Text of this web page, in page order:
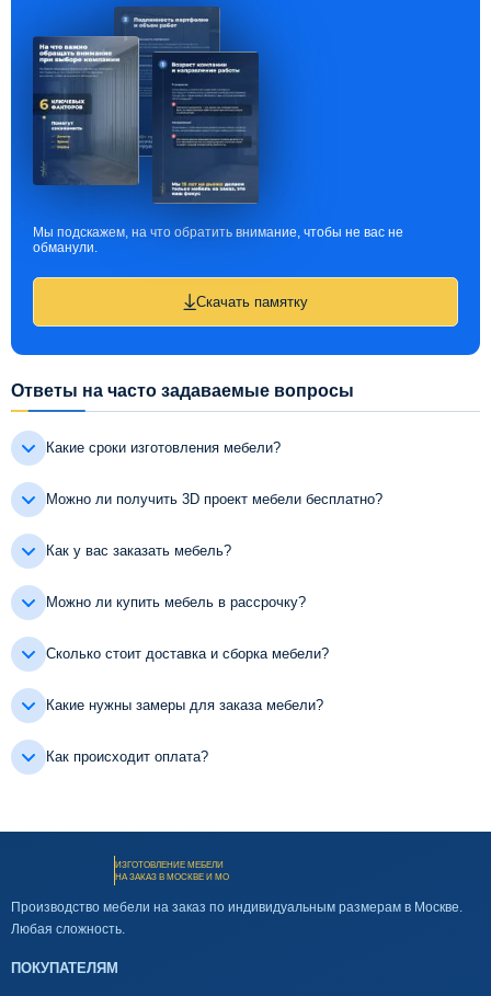
Мы подскажем, на что обратить внимание, чтобы не вас не
обманули.
Скачать памятку
Ответы на часто задаваемые вопросы
Какие сроки изготовления мебели?
Можно ли получить 3D проект мебели бесплатно?
Как у вас заказать мебель?
Можно ли купить мебель в рассрочку?
Сколько стоит доставка и сборка мебели?
Какие нужны замеры для заказа мебели?
Как происходит оплата?
ИЗГОТОВЛЕНИЕ МЕБЕЛИ
НА ЗАКАЗ В МОСКВЕ И МО
Производство мебели на заказ по индивидуальным размерам в Москве.
Любая сложность.
ПОКУПАТЕЛЯМ